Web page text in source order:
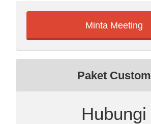
Minta Meeting
Paket Custom
Hubungi